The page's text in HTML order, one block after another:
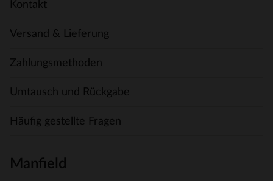
Kontakt
Versand & Lieferung
Zahlungsmethoden
Umtausch und Rückgabe
Häufig gestellte Fragen
Manfield